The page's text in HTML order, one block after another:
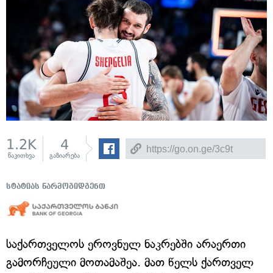
1.2K
წაკითხვა
4
გაზიარება
სტატიას წარმოგიდგენთ
საქართველოს ეროვნულ ნაკრებში არაერთი
გამორჩეული მოთამაშეა. მათ წელს ქართველ